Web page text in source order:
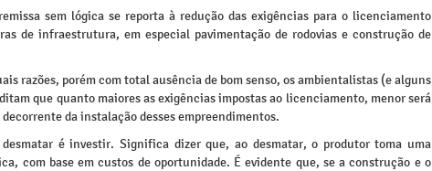
sem lógica se reporta à redução das exigências para o licenciamento
de infraestrutura, em especial pavimentação de rodovias e construção de
razões, porém com total ausência de bom senso, os ambientalistas (e alguns
que quanto maiores as exigências impostas ao licenciamento, menor será
da instalação desses empreendimentos.
desmatar é investir. Significa dizer que, ao desmatar, o produtor toma uma
com base em custos de oportunidade. É evidente que, se a construção e o